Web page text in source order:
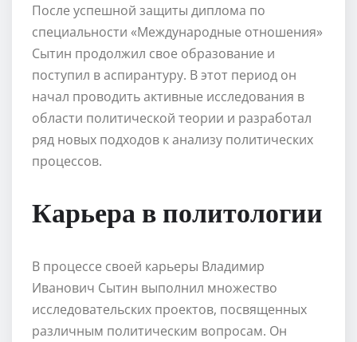
После успешной защиты диплома по
специальности «Международные отношения»
Сытин продолжил свое образование и
поступил в аспирантуру. В этот период он
начал проводить активные исследования в
области политической теории и разработал
ряд новых подходов к анализу политических
процессов.
Карьера в политологии
В процессе своей карьеры Владимир
Иванович Сытин выполнил множество
исследовательских проектов, посвященных
различным политическим вопросам. Он